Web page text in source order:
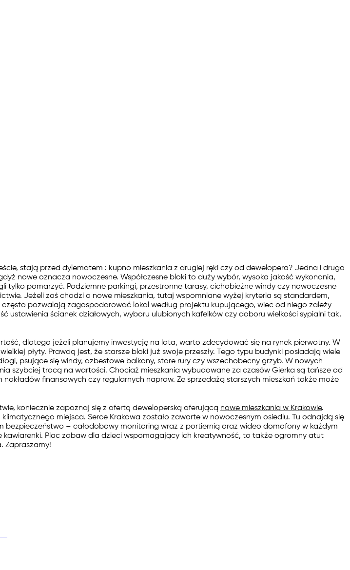
stają przed dylematem : kupno mieszkania z drugiej ręki czy od dewelopera? Jedna i druga
nowe oznacza nowoczesne. Współczesne bloki to duży wybór, wysoka jakość wykonania,
pomarzyć. Podziemne parkingi, przestronne tarasy, cichobieżne windy czy nowoczesne
Jeżeli zaś chodzi o nowe mieszkania, tutaj wspomniane wyżej kryteria są standardem,
pozwalają zagospodarować lokal według projektu kupującego, wiec od niego zależy
ustawienia ścianek działowych, wyboru ulubionych kafelków czy doboru wielkości sypialni tak,
dlatego jeżeli planujemy inwestycję na lata, warto zdecydować się na rynek pierwotny. W
płyty. Prawdą jest, że starsze bloki już swoje przeszły. Tego typu budynki posiadają wiele
psujące się windy, azbestowe balkony, stare rury czy wszechobecny grzyb. W nowych
szybciej tracą na wartości. Chociaż mieszkania wybudowane za czasów Gierka są tańsze od
finansowych czy regularnych napraw. Ze sprzedażą starszych mieszkań także może
koniecznie zapoznaj się z ofertą deweloperską oferującą nowe mieszkania w Krakowie.
miejsca. Serce Krakowa zostało zawarte w nowoczesnym osiedlu. Tu odnajdą się
bezpieczeństwo – całodobowy monitoring wraz z portiernią oraz wideo domofony w każdym
Plac zabaw dla dzieci wspomagający ich kreatywność, to także ogromny atut
Zapraszamy!